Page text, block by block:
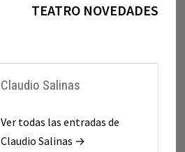
TEATRO NOVEDADES
Claudio Salinas
Ver todas las entradas de
Claudio Salinas →